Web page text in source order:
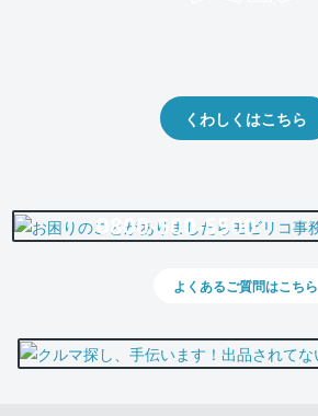
くわしくはこちら
0800-500-5500
よくあるご質問はこちら